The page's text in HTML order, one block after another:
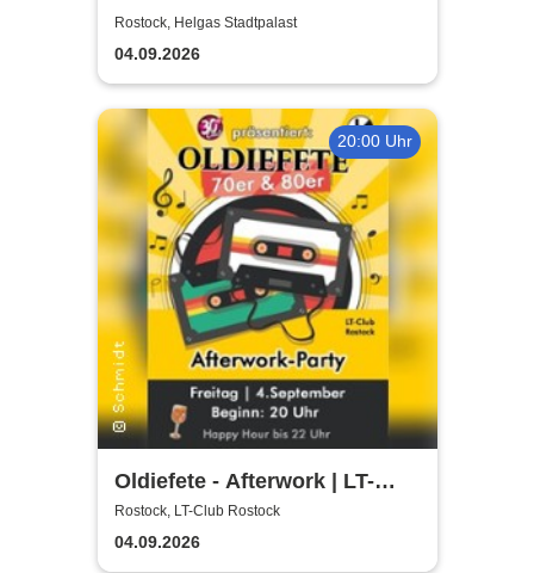
Boss Tour
Rostock, Helgas Stadtpalast
04.09.2026
20:00 Uhr
Oldiefete - Afterwork | LT-
Club Rostock
Rostock, LT-Club Rostock
04.09.2026